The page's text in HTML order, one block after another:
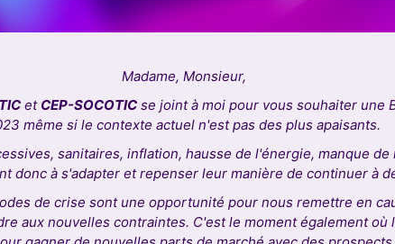
Madame, Monsieur,
et CEP-SOCOTIC se joint à moi pour vous souhaiter une
même si le contexte actuel n'est pas des plus apaisants.
sanitaires, inflation, hausse de l'énergie, manque
donc à s'adapter et repenser leur manière de continuer à
de crise sont une opportunité pour nous remettre en
aux nouvelles contraintes. C'est le moment également où